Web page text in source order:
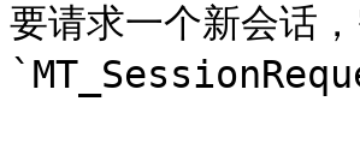
要请求一个新会话